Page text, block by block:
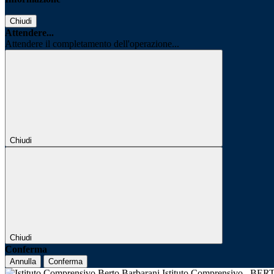
Chiudi
Attendere...
Attendere il completamento dell'operazione...
Chiudi
Chiudi
Conferma
Annulla Conferma